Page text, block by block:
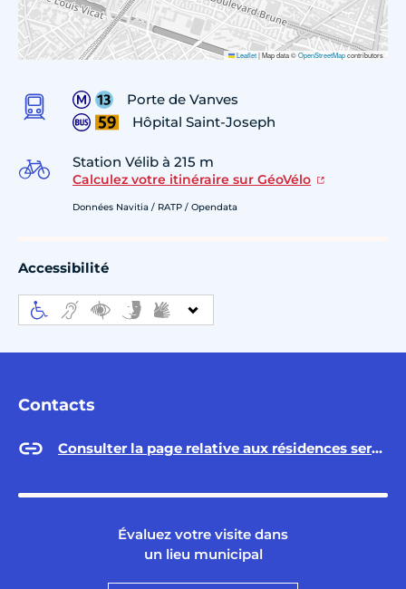
Leaflet|Map data ©OpenStreetMapcontributors
Porte de Vanves
Hôpital Saint-Joseph
Station Vélib à 215 m
Calculez votre itinéraire sur GéoVélo
Données Navitia / RATP / Opendata
Accessibilité
Contacts
Consulter la page relative aux résidences services sur Paris.fr
Évaluez votre visite dans
un lieu municipal